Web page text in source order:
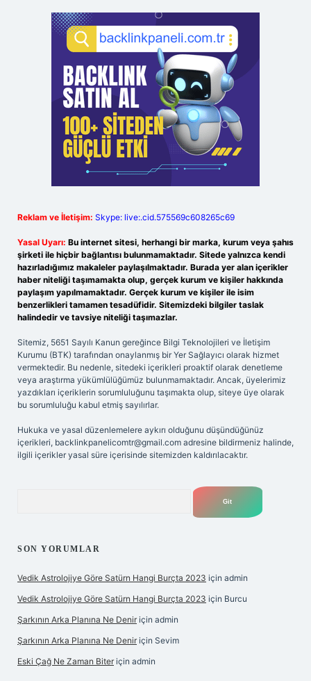
Reklam ve İletişim: Skype: live:.cid.575569c608265c69
Yasal Uyarı: Bu internet sitesi, herhangi bir marka, kurum veya şahıs
şirketi ile hiçbir bağlantısı bulunmamaktadır. Sitede yalnızca kendi
hazırladığımız makaleler paylaşılmaktadır. Burada yer alan içerikler
haber niteliği taşımamakta olup, gerçek kurum ve kişiler hakkında
paylaşım yapılmamaktadır. Gerçek kurum ve kişiler ile isim
benzerlikleri tamamen tesadüfidir. Sitemizdeki bilgiler taslak
halindedir ve tavsiye niteliği taşımazlar.
Sitemiz, 5651 Sayılı Kanun gereğince Bilgi Teknolojileri ve İletişim
Kurumu (BTK) tarafından onaylanmış bir Yer Sağlayıcı olarak hizmet
vermektedir. Bu nedenle, sitedeki içerikleri proaktif olarak denetleme
veya araştırma yükümlülüğümüz bulunmamaktadır. Ancak, üyelerimiz
yazdıkları içeriklerin sorumluluğunu taşımakta olup, siteye üye olarak
bu sorumluluğu kabul etmiş sayılırlar.
Hukuka ve yasal düzenlemelere aykırı olduğunu düşündüğünüz
içerikleri, backlinkpanelicomtr@gmail.com adresine bildirmeniz halinde,
ilgili içerikler yasal süre içerisinde sitemizden kaldırılacaktır.
SON YORUMLAR
Vedik Astrolojiye Göre Satürn Hangi Burçta 2023 için admin
Vedik Astrolojiye Göre Satürn Hangi Burçta 2023 için Burcu
Şarkının Arka Planına Ne Denir için admin
Şarkının Arka Planına Ne Denir için Sevim
Eski Çağ Ne Zaman Biter için admin